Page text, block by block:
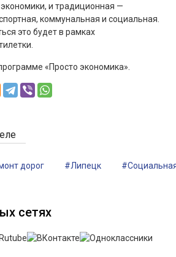
и традиционная —
коммунальная и социальная.
это будет в рамках
«Просто экономика».
дорог #Липецк
сетях